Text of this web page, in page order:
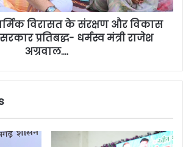
विरासत के संरक्षण और विकास
प्रतिबद्ध- धर्मस्व मंत्री राजेश
अग्रवाल….